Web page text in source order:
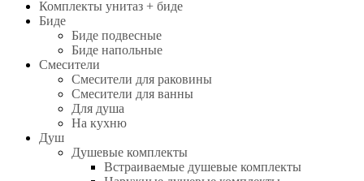
Комплекты унитаз + биде
Биде
Биде подвесные
Биде напольные
Смесители
Смесители для раковины
Смесители для ванны
Для душа
На кухню
Душ
Душевые комплекты
Встраиваемые душевые комплекты